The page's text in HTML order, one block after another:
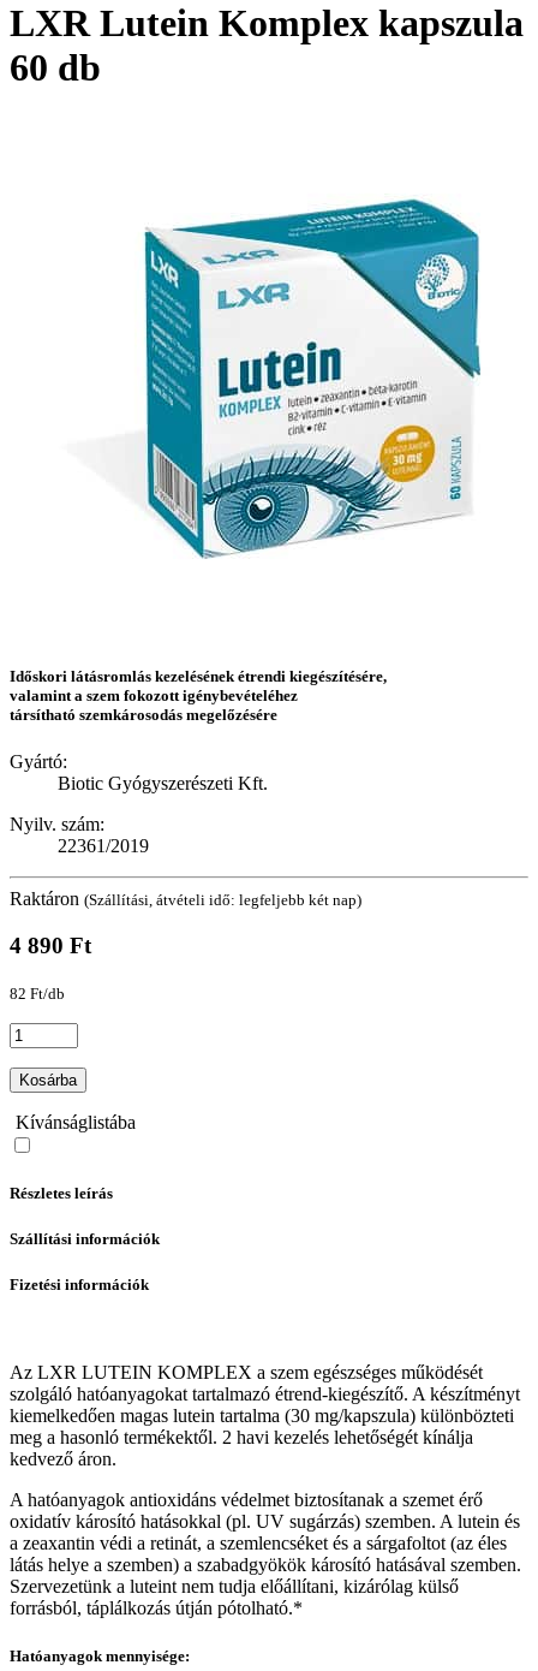
LXR Lutein Komplex kapszula
60 db
Időskori látásromlás kezelésének étrendi kiegészítésére,
valamint a szem fokozott igénybevételéhez
társítható szemkárosodás megelőzésére
Gyártó:
Biotic Gyógyszerészeti Kft.
Nyilv. szám:
22361/2019
Raktáron (Szállítási, átvételi idő: legfeljebb két nap)
4 890 Ft
82 Ft/db
Kosárba
Kívánságlistába
Részletes leírás
Szállítási információk
Fizetési információk
Az LXR LUTEIN KOMPLEX a szem egészséges működését
szolgáló hatóanyagokat tartalmazó étrend-kiegészítő. A készítményt
kiemelkedően magas lutein tartalma (30 mg/kapszula) különbözteti
meg a hasonló termékektől. 2 havi kezelés lehetőségét kínálja
kedvező áron.
A hatóanyagok antioxidáns védelmet biztosítanak a szemet érő
oxidatív károsító hatásokkal (pl. UV sugárzás) szemben. A lutein és
a zeaxantin védi a retinát, a szemlencséket és a sárgafoltot (az éles
látás helye a szemben) a szabadgyökök károsító hatásával szemben.
Szervezetünk a luteint nem tudja előállítani, kizárólag külső
forrásból, táplálkozás útján pótolható.*
Hatóanyagok mennyisége: